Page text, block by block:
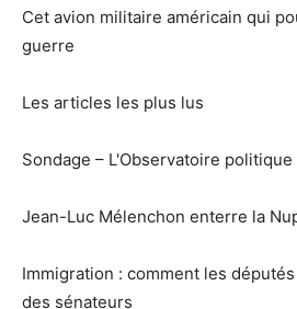
Cet avion militaire américain qui
guerre
Les articles les plus lus
Sondage – L'Observatoire politique
Jean-Luc Mélenchon enterre la
Immigration : comment les
des sénateurs